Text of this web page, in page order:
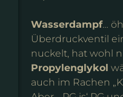
Wasserdampf…
Überdruckventil
nuckelt, hat wohl
Propylenglykol
auch im Rachen